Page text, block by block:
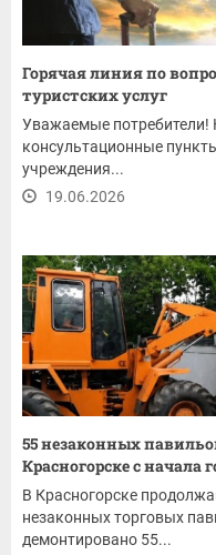
Горячая линия по
туристских услуг
Уважаемые потребители!
консультационные
учреждения...
19.06.2026
55 незаконных
Красногорске с начала
В Красногорске
незаконных торговых
демонтировано 55...